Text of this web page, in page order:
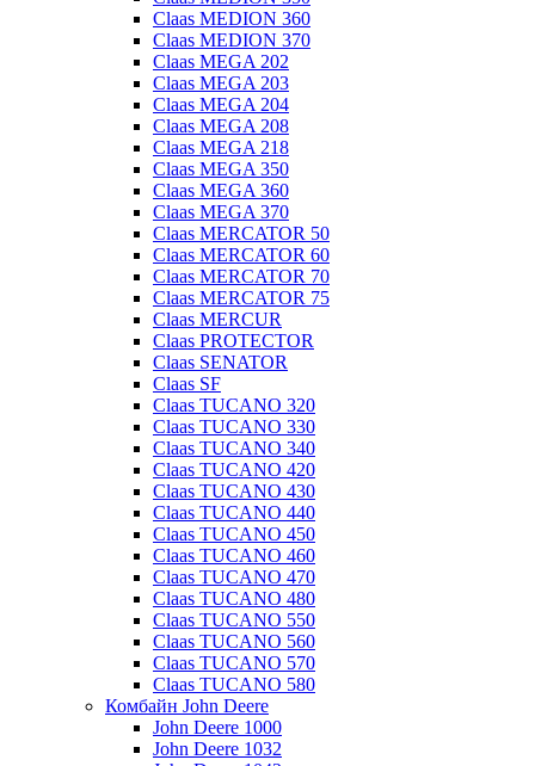
Claas MEDION 360
Claas MEDION 370
Claas MEGA 202
Claas MEGA 203
Claas MEGA 204
Claas MEGA 208
Claas MEGA 218
Claas MEGA 350
Claas MEGA 360
Claas MEGA 370
Claas MERCATOR 50
Claas MERCATOR 60
Claas MERCATOR 70
Claas MERCATOR 75
Claas MERCUR
Claas PROTECTOR
Claas SENATOR
Claas SF
Claas TUCANO 320
Claas TUCANO 330
Claas TUCANO 340
Claas TUCANO 420
Claas TUCANO 430
Claas TUCANO 440
Claas TUCANO 450
Claas TUCANO 460
Claas TUCANO 470
Claas TUCANO 480
Claas TUCANO 550
Claas TUCANO 560
Claas TUCANO 570
Claas TUCANO 580
Комбайн John Deere
John Deere 1000
John Deere 1032